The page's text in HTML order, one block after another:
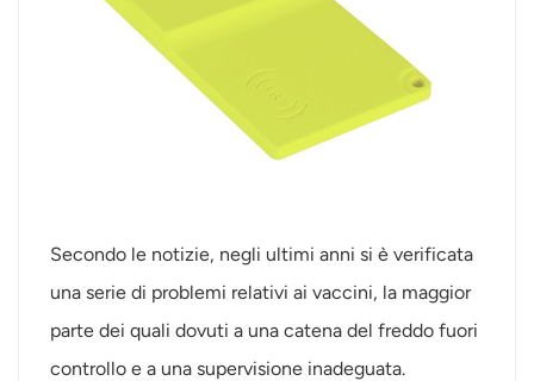
Secondo le notizie, negli ultimi anni si è verificata
una serie di problemi relativi ai vaccini, la maggior
parte dei quali dovuti a una catena del freddo fuori
controllo e a una supervisione inadeguata.